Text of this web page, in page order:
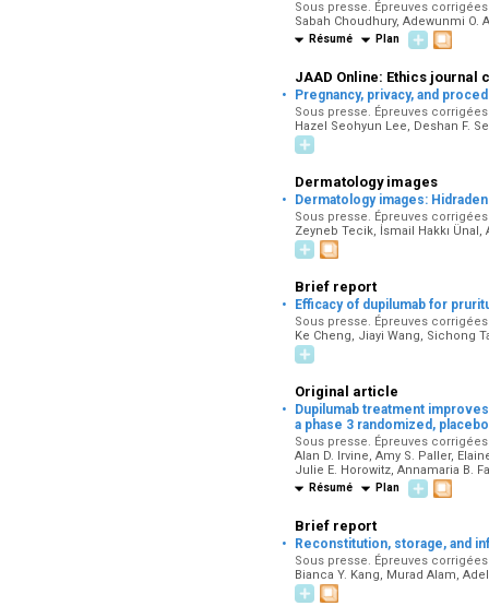
Sous presse. Épreuves
Sabah Choudhury, Adewunmi O.
Résumé Plan
JAAD Online: Ethics journal
· Pregnancy, privacy, and
Sous presse. Épreuves
Hazel Seohyun Lee, Deshan F.
Dermatology images
· Dermatology images:
Sous presse. Épreuves
Zeyneb Tecik, İsmail Hakkı Ünal,
Brief report
· Efficacy of dupilumab for
Sous presse. Épreuves
Ke Cheng, Jiayi Wang, Sichong
Original article
·
Dupilumab treatment
a phase 3 randomized,
Sous presse. Épreuves
Alan D. Irvine, Amy S. Paller,
Julie E. Horowitz, Annamaria B.
Résumé Plan
Brief report
· Reconstitution, storage, and
Sous presse. Épreuves
Bianca Y. Kang, Murad Alam,